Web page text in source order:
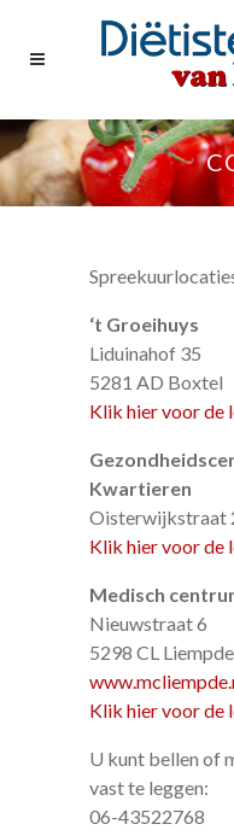
‘t Groeihuys
Liduinahof 35
5281 AD Boxtel
Klik hier voor de
Kwartieren
Oisterwijkstraat
Klik hier voor de
Medisch
Nieuwstraat 6
5298 CL Liempde
Klik hier voor de
U kunt bellen of
vast te leggen:
06-43522768